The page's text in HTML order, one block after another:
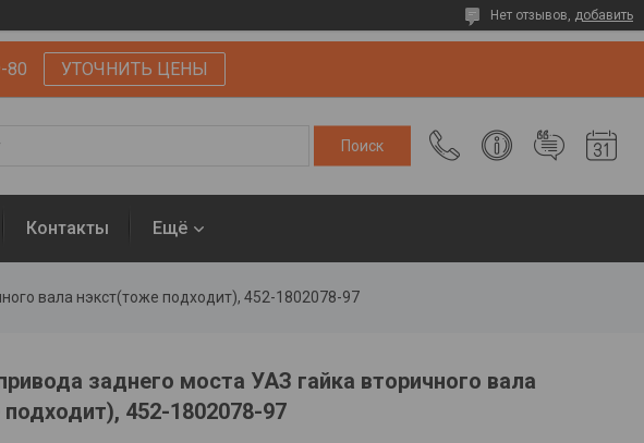
Нет отзывов, добавить
80 УТОЧНИТЬ ЦЕНЫ
Контакты Ещё
вала нэкст(тоже подходит), 452-1802078-97
заднего моста УАЗ гайка вторичного вала
452-1802078-97